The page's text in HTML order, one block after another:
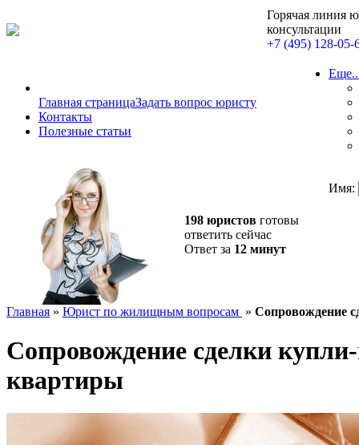
Горячая линия
консультации
+7 (495) 128-05-
Главная страницаЗадать вопрос юристу
Контакты
Полезные статьи
198 юристов готовы
ответить сейчас
Ответ за 12 минут
Имя:
Главная » Юрист по жилищным вопросам » Сопровождение
Сопровождение сделки
квартиры